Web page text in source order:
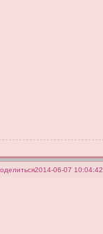
2014-06-07 10:04:42